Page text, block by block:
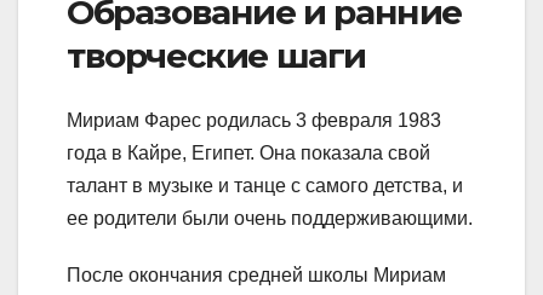
Образование и ранние
творческие шаги
Мириам Фарес родилась 3 февраля 1983
года в Кайре, Египет. Она показала свой
талант в музыке и танце с самого детства, и
ее родители были очень поддерживающими.
После окончания средней школы Мириам